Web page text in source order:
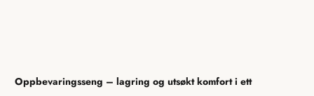
Oppbevaringsseng – lagring og utsøkt komfort i ett